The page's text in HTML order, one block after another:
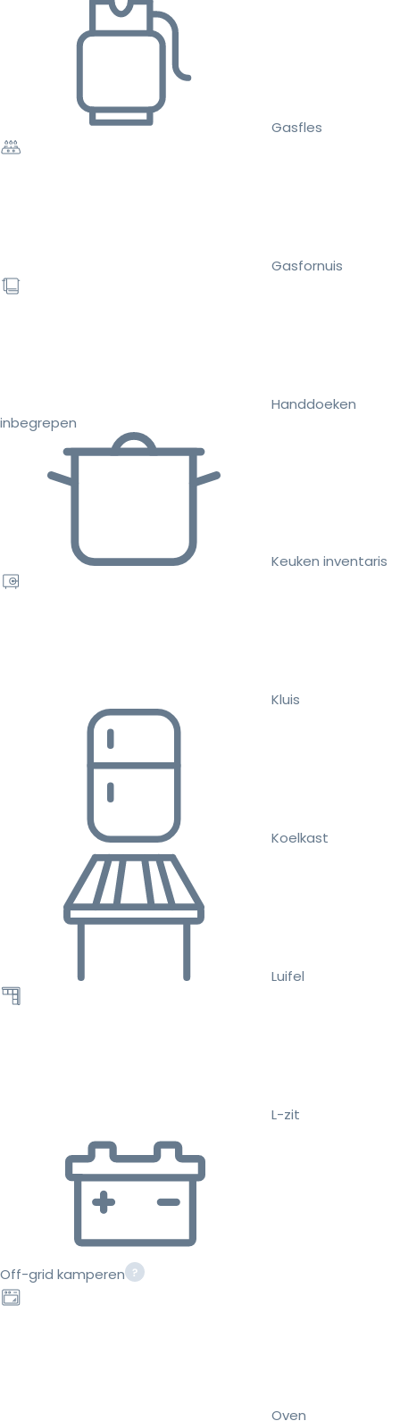
Gasfles
Gasfornuis
Handdoeken
inbegrepen
Keuken inventaris
Kluis
Koelkast
Luifel
L-zit
Off-grid kamperen
Oven